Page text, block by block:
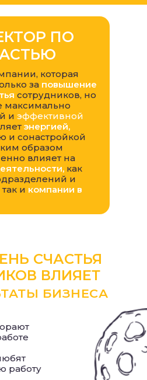
которая
за повышение
сотрудников, но
максимально
и эффективной
энергией,
и сонастройкой
образом
влияет на
как
и
и компании в
ПО
СЧАСТЬЯ
ВЛИЯЕТ
работу
БИЗНЕСА